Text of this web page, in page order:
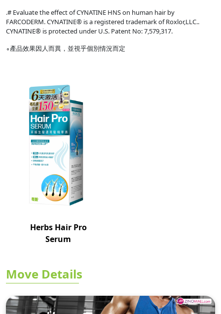
.# Evaluate the effect of CYNATINE HNS on human hair by
FARCODERM. CYNATINE® is a registered trademark of Roxlor,LLC..
CYNATINE® is protected under U.S. Patent No: 7,579,317.
∘產品效果因人而異，並視乎個別情況而定
Herbs Hair Pro
Serum
Move Details